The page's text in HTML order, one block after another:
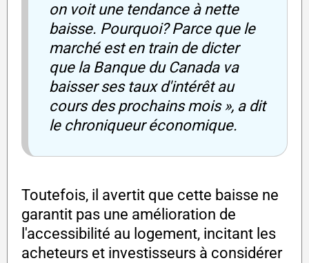
on voit une tendance à nette
baisse. Pourquoi? Parce que le
marché est en train de dicter
que la Banque du Canada va
baisser ses taux d'intérêt au
cours des prochains mois », a dit
le chroniqueur économique.
Toutefois, il avertit que cette baisse ne
garantit pas une amélioration de
l'accessibilité au logement, incitant les
acheteurs et investisseurs à considérer